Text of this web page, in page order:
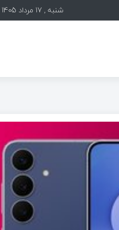
شنبه , 17 مرداد 1405